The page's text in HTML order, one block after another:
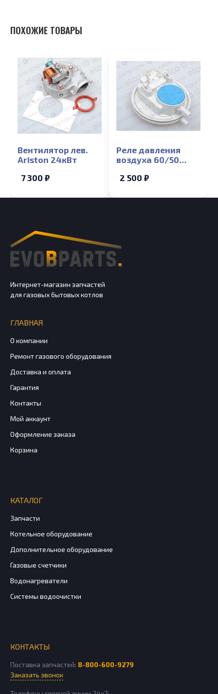
ПОХОЖИЕ ТОВАРЫ
Вентилятор лев.
Ariston 24кВт
7 300 ₽
Реле давления
воздуха 60/50
2 500 ₽
Интернет-магазин запчастей
для газовых бытовых котлов
ГЛАВНАЯ
О компании
Ремонт газового оборудования
Доставка и оплата
Гарантия
Контакты
Мой аккаунт
Оформление заказа
Корзина
КАТАЛОГ
Запчасти
Котельное оборудование
Дополнительное оборудование
Газовые счетчики
Водонагреватели
Системы водоочистки
КОНТАКТЫ
Поставка запчастей: 8-800-600-9279
Заказать звонок